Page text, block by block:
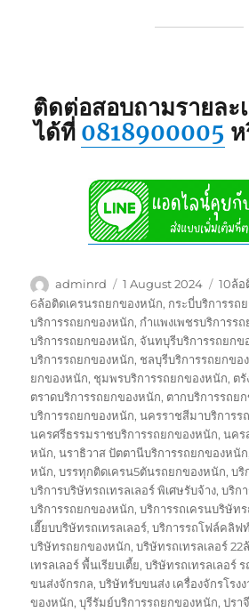
ติดต่อสอบถามรายละ
ได้ที่ 0818900005
Author
adminrd
Posted
on
1 August 2024 Tags
10ล้
6ล้อติดเครนรถยกของหนัก, กระบี่บริการรถ
บริการรถยกของหนัก, กำแพงเพชรบริการร
บริการรถยกของหนัก, จันทบุรีบริการรถยกข
บริการรถยกของหนัก, ชลบุรีบริการรถยกขอ
ยกของหนัก, ชุมพรบริการรถยกของหนัก, ต
ตราดบริการรถยกของหนัก, ตากบริการรถย
บริการรถยกของหนัก,นครราชสีมาบริการร
นครศรีธรรมราชบริการรถยกของหนัก,นคร
หนัก,นราธิวาส ปัตตานีบริการรถยกของหนัก
หนัก,บรรทุกติดเครน5ตันรถยกของหนัก,บริ
บริการบริษัทรถเทรลเลอร์ พิเศษรับจ้าง,บริก
บริการรถยกของหนัก,บริการรถเครนบริษัทร
เฮี๊ยบบริษัทรถเทรลเลอร์,บริการรถโฟล์คลิฟ
บริษัทรถยกของหนัก,บริษัทรถเทรลเลอร์ 22
เทรลเลอร์ พื้นเรียบเตี้ย,บริษัทรถเทรลเลอร์
ขนส่งจักรกล,บริษัทรับขนส่ง เครื่องจักรโรง
ของหนัก,บุรีรัมย์บริการรถยกของหนัก,ปรา